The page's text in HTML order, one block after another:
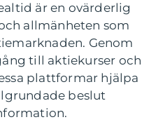
är en ovärderlig
allmänheten som
Genom
till aktiekurser och
plattformar hjälpa
beslut